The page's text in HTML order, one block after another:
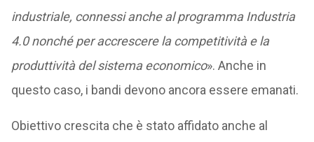
industriale, connessi anche al programma Industria
4.0 nonché per accrescere la competitività e la
produttività del sistema economico». Anche in
questo caso, i bandi devono ancora essere emanati.
Obiettivo crescita che è stato affidato anche al